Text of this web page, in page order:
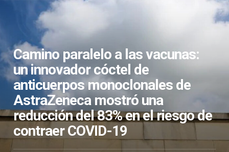
Camino paralelo a las vacunas:
un innovador cóctel de
anticuerpos monoclonales de
AstraZeneca mostró una
reducción del 83% en el riesgo de
contraer COVID-19